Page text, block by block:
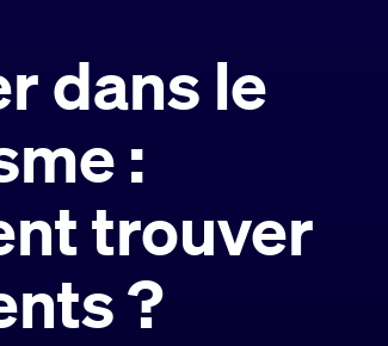
dans le
:
trouver
?